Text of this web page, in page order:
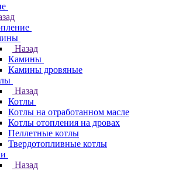
Назад
Камины
Камины дровяные
Назад
Котлы
Котлы на отработанном масле
Котлы отопления на дровах
Пеллетные котлы
Твердотопливные котлы
Назад